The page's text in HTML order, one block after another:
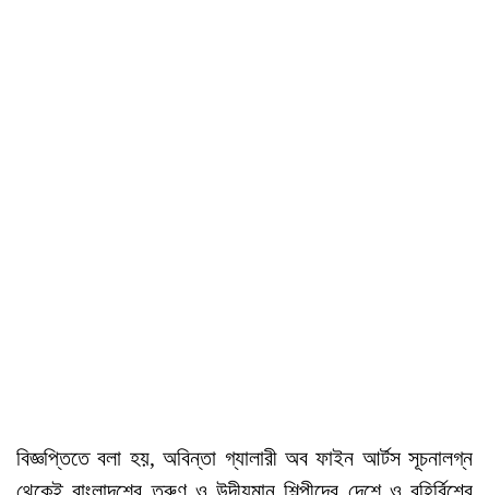
বিজ্ঞপ্তিতে বলা হয়, অবিন্তা গ্যালারী অব ফাইন আর্টস সূচনালগ্ন